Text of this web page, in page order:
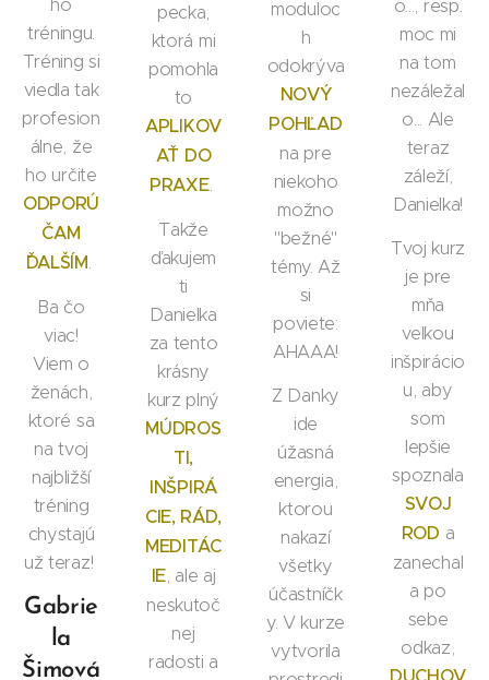
ho
tréningu.
Tréning si
viedla tak
profesion
álne, že
ho určite
ODPORÚ
ČAM
ˇĎALŠÍM.
Ba čo
viac!
Viem o
ženách,
ktoré sa
na tvoj
najbližší
tréning
chystajú
už teraz!
Gabrie
la
Šimová
pecka,
ktorá mi
pomohla
to
APLIKOV
AŤ DO
PRAXE.
Takže
ďakujem
ti
Danielka
za tento
krásny
kurz plný
MÚDROS
TI,
INŠPIRÁ
CIE, RÁD,
MEDITÁC
IE, ale aj
neskutoč
nej
radosti a
moduloc
h
odokrýva
NOVÝ
POHĽAD
na pre
niekoho
možno
"bežné"
témy. Až
si
poviete:
AHAAA!
Z Danky
ide
úžasná
energia,
ktorou
nakazí
všetky
účastníčk
y. V kurze
vytvorila
o..., resp.
moc mi
na tom
nezáležal
o... Ale
teraz
záleží,
Danielka!
Tvoj kurz
je pre
mňa
veľkou
inšpirácio
u, aby
som
lepšie
spoznala
SVOJ
ROD a
zanechal
a po
sebe
odkaz,